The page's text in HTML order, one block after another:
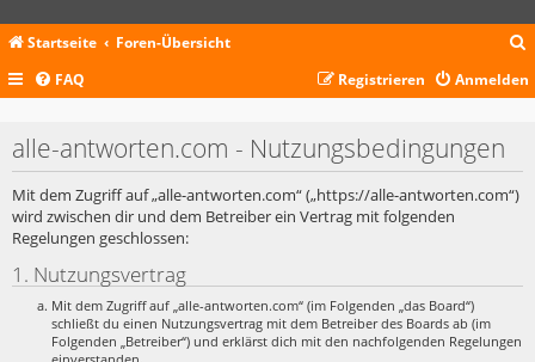
Startseite Foren-Übersicht
c
FAQ Anmelden
Registrieren
alle-antworten.com - Nutzungsbedingungen
Mit dem Zugriff auf „alle-antworten.com“ („https://alle-antworten.com“)
wird zwischen dir und dem Betreiber ein Vertrag mit folgenden
Regelungen geschlossen:
1. Nutzungsvertrag
Mit dem Zugriff auf „alle-antworten.com“ (im Folgenden „das Board“)
schließt du einen Nutzungsvertrag mit dem Betreiber des Boards ab (im
Folgenden „Betreiber“) und erklärst dich mit den nachfolgenden Regelungen